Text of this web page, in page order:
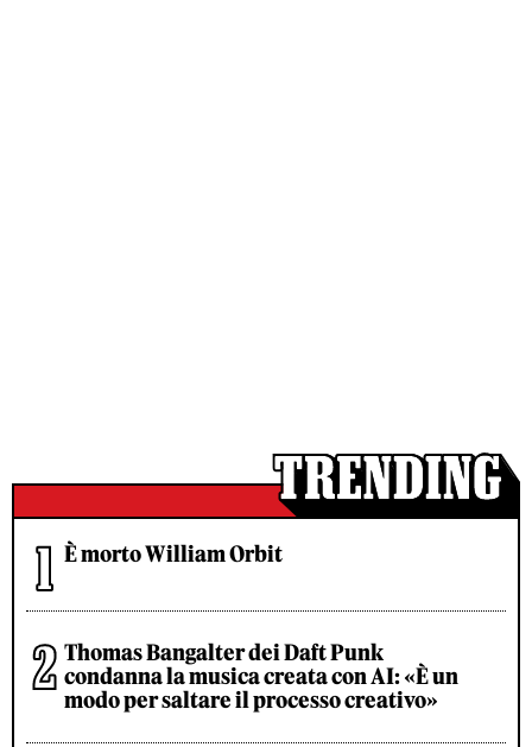
È morto William Orbit
Thomas Bangalter dei Daft Punk
condanna la musica creata con AI: «È un
modo per saltare il processo creativo»